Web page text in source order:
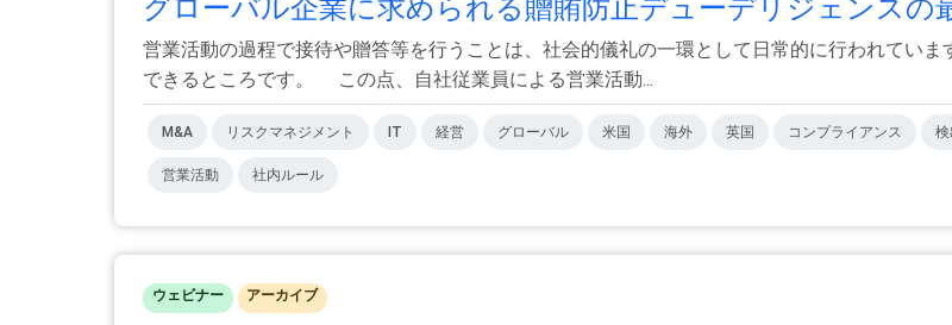
グローバル企業に求められる贈賄防止デューデリジェンスの
営業活動の過程で接待や贈答等を行うことは、社会的儀礼の一環として日常的に行われてい
できるところです。 この点、自社従業員による営業活動...
M&A リスクマネジメント IT 経営 グローバル 米国 海外 英国 コンプライアンス 検
営業活動 社内ルール
ウェビナー アーカイブ